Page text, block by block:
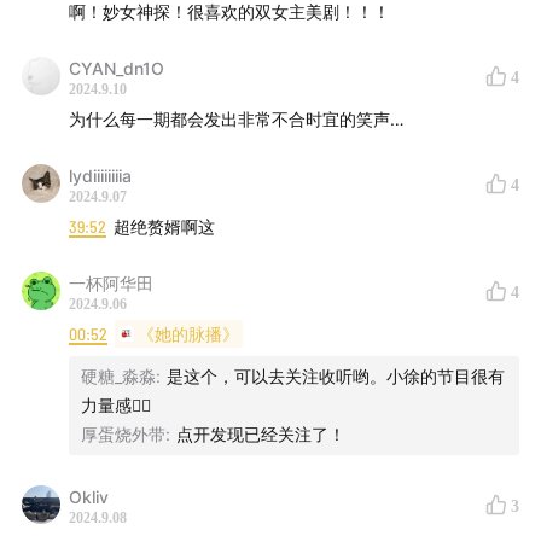
特蕾莎警探（右）和芭芭拉警探（左）
一楼局部
啊！妙女神探！很喜欢的双女主美剧！！！
CYAN_dn1O
2024.9.10
4
为什么每一期都会发出非常不合时宜的笑声…
lydiiiiiiiia
2024.9.07
4
39:52 超绝赘婿啊这
一杯阿华田
2024.9.06
4
00:52 《她的脉播》
硬糖_淼淼: 是这个，可以去关注收听哟。小徐的节目很有
力量感✊🏻
厚蛋烧外带: 点开发现已经关注了！
Okliv
2024.9.08
3